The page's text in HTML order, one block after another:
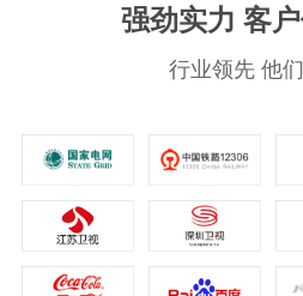
强劲实力 客
行业领先 他